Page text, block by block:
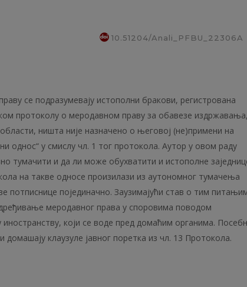
10.51204/Anali_PFBU_22306A
се подра­зумевају истополни бракови, регистрована
протоколу o меродавном праву за обавезе
ништа није назначено о његовој (не)примени на
однос“ у смислу чл. 1 тог протокола. Аутор у овом раду
тумачити и да ли може обухватити и истополне
на такве односе произилази из аутономног тумачења
потписнице појединачно. Заузимајући став о тим
меродавног права у споровима поводом
који се воде пред домаћим органима.
клаузуле јавног поретка из чл. 13 Протокола.